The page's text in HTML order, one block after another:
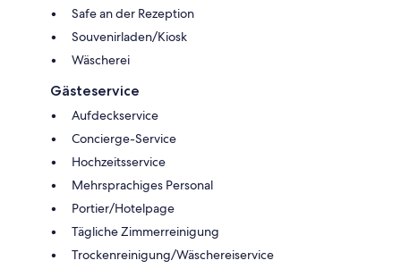
Safe an der Rezeption
Souvenirladen/Kiosk
Wäscherei
Gästeservice
Aufdeckservice
Concierge-Service
Hochzeitsservice
Mehrsprachiges Personal
Portier/Hotelpage
Tägliche Zimmerreinigung
Trockenreinigung/Wäschereiservice